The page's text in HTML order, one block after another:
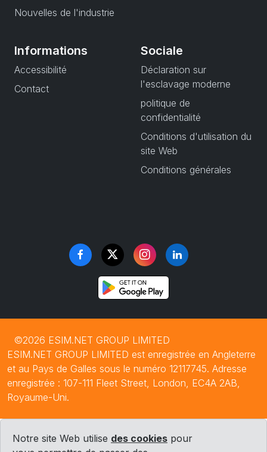
Nouvelles de l'industrie
Informations
Accessibilité
Contact
Sociale
Déclaration sur
l'esclavage moderne
politique de
confidentialité
Conditions d'utilisation du
site Web
Conditions générales
©2026 ESIM.NET GROUP LIMITED
ESIM.NET GROUP LIMITED est enregistrée en Angleterre
et au Pays de Galles sous le numéro 12117745. Adresse
enregistrée : 107-111 Fleet Street, London, EC4A 2AB,
Royaume-Uni.
Notre site Web utilise des cookies pour